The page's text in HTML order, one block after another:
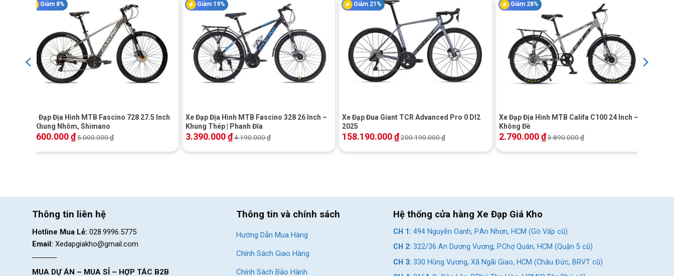
Khung Nhôm GIANT ALUXX
Màu Ghi
Thành phần
Ghi đông Nhôm
Giảm 8%
Xe Đạp Địa Hình MTB Fascino 728 27.5 Inch
– Khung Nhôm, Shimano
4.600.000₫5.000.000₫
Giảm 19%
Xe Đạp Địa Hình MTB Fascino 328 26 Inch –
Khung Thép | Phanh Đĩa
3.390.000₫4.190.000₫
Giảm 21%
Xe Đạp Đua Giant TCR Advanced Pro 0 DI2
2025
158.190.000₫200.190.000₫
Giảm 28%
Xe Đạp Địa Hình MTB Califa C100 24 Inch –
Không Đề
2.790.000₫3.890.000₫
Thông tin liên hệ
Hotline Mua Lẻ: 028.9996.5775
Email: Xedapgiakho@gmail.com
MUA DỰ ÁN – MUA SỈ – HỢP TÁC B2B
Thông tin và chính sách
Hướng Dẫn Mua Hàng
Chính Sách Giao Hàng
Chính Sách Bảo Hành
Hệ thống cửa hàng Xe Đạp Giá Kho
CH 1: 494 Nguyễn Oanh, P.An Nhơn, HCM (Gò Vấp cũ)
CH 2: 322/36 An Dương Vương, P.Chợ Quán, HCM (Quận 5 cũ)
CH 3: 330 Hùng Vương, Xã Ngãi Giao, HCM (Châu Đức, BRVT cũ)